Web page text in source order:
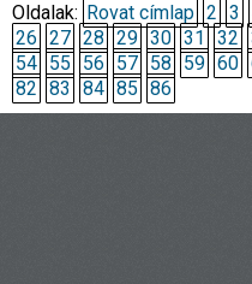
Oldalak: Rovat címlap 2 3
26 27 28 29 30 31 32
54 55 56 57 58 59 60
82 83 84 85 86